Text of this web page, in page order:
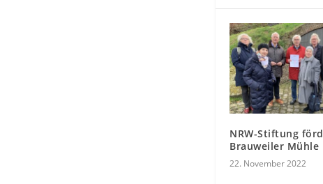
NRW-Stiftung
Brauweiler Mühle
22. November 2022